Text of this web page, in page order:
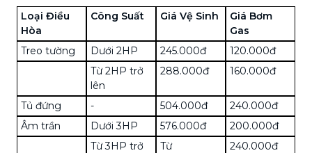
Loại Điều
Hòa
Công Suất Giá Vệ Sinh
Giá Bơm
Gas
Treo tường
Dưới 2HP 245.000đ
120.000đ
Từ 2HP trở
lên
288.000đ 160.000đ
Tủ đứng - 504.000đ
240.000đ
Âm trần
Dưới 3HP 576.000đ
200.000đ
Từ 3HP trở
Từ
240.000đ